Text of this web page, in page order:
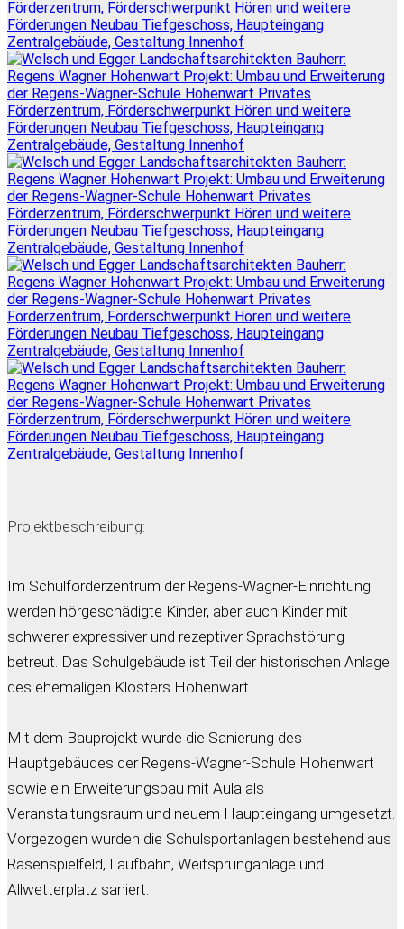
Projektbeschreibung:
Im Schulförderzentrum der Regens-Wagner-Einrichtung
werden hörgeschädigte Kinder, aber auch Kinder mit
schwerer expressiver und rezeptiver Sprachstörung
betreut. Das Schulgebäude ist Teil der historischen Anlage
des ehemaligen Klosters Hohenwart.
Mit dem Bauprojekt wurde die Sanierung des
Hauptgebäudes der Regens-Wagner-Schule Hohenwart
sowie ein Erweiterungsbau mit Aula als
Veranstaltungsraum und neuem Haupteingang umgesetzt.
Vorgezogen wurden die Schulsportanlagen bestehend aus
Rasenspielfeld, Laufbahn, Weitsprunganlage und
Allwetterplatz saniert.